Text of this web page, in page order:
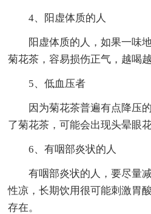
4、阳虚体质的人
阳虚体质的人，如果一味
菊花茶，容易损伤正气，越喝越
5、低血压者
因为菊花茶普遍有点降压
了菊花茶，可能会出现头晕眼花
6、有咽部炎状的人
有咽部炎状的人，要尽量
性凉，长期饮用很可能刺激胃
存在。